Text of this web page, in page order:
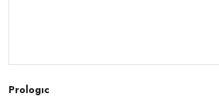
Prologıc